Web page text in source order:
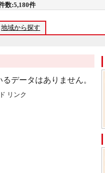
数:5,180件
地域から探す
データはありません。
リンク